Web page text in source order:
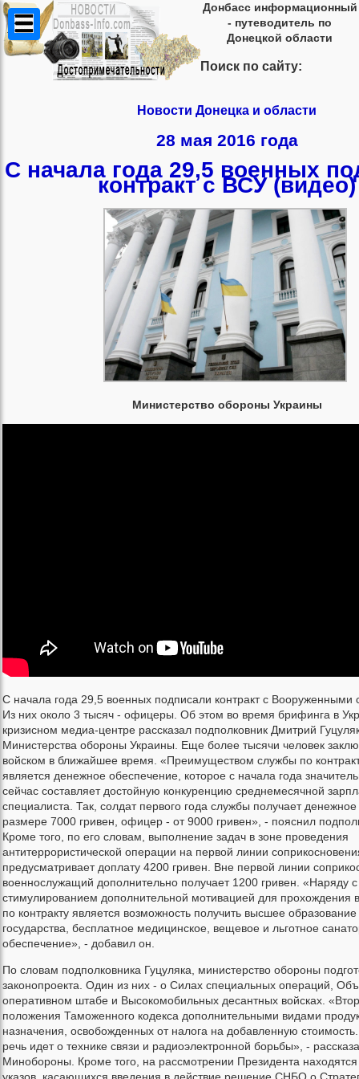
Донбасс информационный
- путеводитель по
Донецкой области
Поиск по сайту:
Новости Донецка и области
28 мая 2016 года
C начала года 29,5 военных
контракт с ВСУ (видео)
Министерство обороны Украины
С начала года 29,5 военных подписали контракт с Вооруженными
Из них около 3 тысяч - офицеры. Об этом во время брифинга в
кризисном медиа-центре рассказал подполковник Дмитрий
Министерства обороны Украины. Еще более тысячи человек
войском в ближайшее время. «Преимуществом службы по
является денежное обеспечение, которое с начала года
сейчас составляет достойную конкуренцию среднемесячной
специалиста. Так, солдат первого года службы получает
размере 7000 гривен, офицер - от 9000 гривен», - пояснил
Кроме того, по его словам, выполнение задач в зоне проведения
антитеррористической операции на первой линии
предусматривает доплату 4200 гривен. Вне первой линии
военнослужащий дополнительно получает 1200 гривен. «Наряду
стимулированием дополнительной мотивацией для прохождения
по контракту является возможность получить высшее образование
государства, бесплатное медицинское, вещевое и льготное
обеспечение», - добавил он.
По словам подполковника Гуцуляка, министерство обороны
законопроекта. Один из них - о Силах специальных операций,
оперативном штабе и Высокомобильных десантных войсках.
положения Таможенного кодекса дополнительными видами
назначения, освобожденных от налога на добавленную
речь идет о технике связи и радиоэлектронной борьбы», -
Минобороны. Кроме того, на рассмотрении Президента находятся